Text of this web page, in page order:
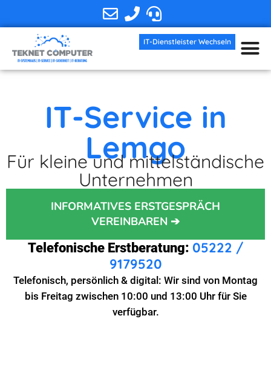
IT-Dienstleister Wechseln
IT-Service in
Lemgo
Für kleine und mittelständische
Unternehmen
INFORMATIVES ERSTGESPRÄCH
VEREINBAREN ➔
Telefonische Erstberatung: 05222 /
9179520
Telefonisch, persönlich & digital: Wir sind von Montag
bis Freitag zwischen 10:00 und 13:00 Uhr für Sie
verfügbar.